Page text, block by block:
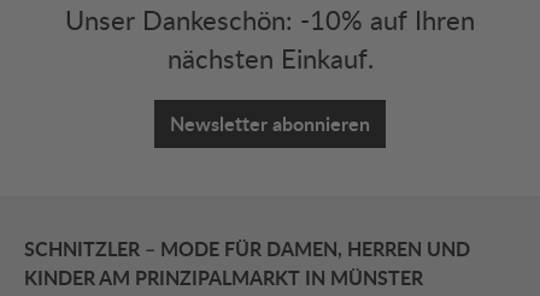
Unser Dankeschön: -10% auf Ihren
nächsten Einkauf.
Newsletter abonnieren
SCHNITZLER – MODE FÜR DAMEN, HERREN UND
KINDER AM PRINZIPALMARKT IN MÜNSTER